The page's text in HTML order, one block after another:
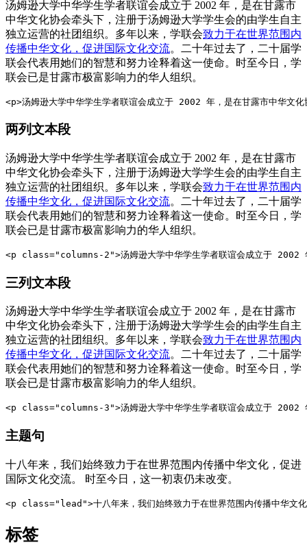
汤姆逊大学中华学生学者联谊会成立于 2002 年，是在甘露市
中华文化协会牵头下，注册于汤姆逊大学学生会的由学生自主
独立运营的社团组织。多年以来，学联会致力于在世界范围内
传播中华文化，促进国际文化交流。二十年过去了，二十届学
联会代表用她们的智慧和努力诠释着这一使命。时至今日，学
联会已是甘露市极富影响力的华人组织。
<p>汤姆逊大学中华学生学者联谊会成立于 2002 年，是在甘露市中华
两列文本段
汤姆逊大学中华学生学者联谊会成立于 2002 年，是在甘露市
中华文化协会牵头下，注册于汤姆逊大学学生会的由学生自主
独立运营的社团组织。多年以来，学联会致力于在世界范围内
传播中华文化，促进国际文化交流。二十年过去了，二十届学
联会代表用她们的智慧和努力诠释着这一使命。时至今日，学
联会已是甘露市极富影响力的华人组织。
<p class="columns-2">汤姆逊大学中华学生学者联谊会成立于 2002
三列文本段
汤姆逊大学中华学生学者联谊会成立于 2002 年，是在甘露市
中华文化协会牵头下，注册于汤姆逊大学学生会的由学生自主
独立运营的社团组织。多年以来，学联会致力于在世界范围内
传播中华文化，促进国际文化交流。二十年过去了，二十届学
联会代表用她们的智慧和努力诠释着这一使命。时至今日，学
联会已是甘露市极富影响力的华人组织。
<p class="columns-3">汤姆逊大学中华学生学者联谊会成立于 2002
主题句
十八年来，我们始终致力于在世界范围内传播中华文化，促进
国际文化交流。 时至今日，这一初衷仍未改变。
<p class="lead">十八年来，我们始终致力于在世界范围内传播中华文
标签